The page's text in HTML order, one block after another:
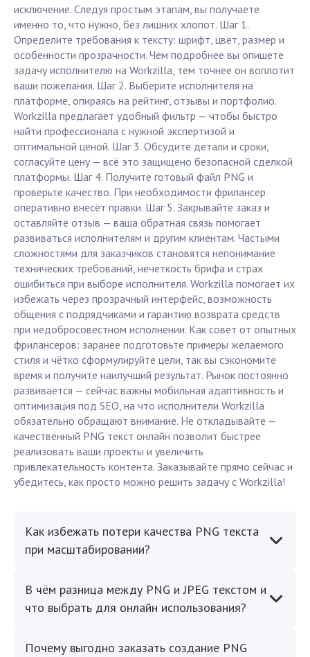
исключение. Следуя простым этапам, вы получаете
именно то, что нужно, без лишних хлопот. Шаг 1.
Определите требования к тексту: шрифт, цвет, размер и
особенности прозрачности. Чем подробнее вы опишете
задачу исполнителю на Workzilla, тем точнее он воплотит
ваши пожелания. Шаг 2. Выберите исполнителя на
платформе, опираясь на рейтинг, отзывы и портфолио.
Workzilla предлагает удобный фильтр — чтобы быстро
найти профессионала с нужной экспертизой и
оптимальной ценой. Шаг 3. Обсудите детали и сроки,
согласуйте цену — всё это защищено безопасной сделкой
платформы. Шаг 4. Получите готовый файл PNG и
проверьте качество. При необходимости фрилансер
оперативно внесёт правки. Шаг 5. Закрывайте заказ и
оставляйте отзыв — ваша обратная связь помогает
развиваться исполнителям и другим клиентам. Частыми
сложностями для заказчиков становятся непонимание
технических требований, нечеткость брифа и страх
ошибиться при выборе исполнителя. Workzilla помогает их
избежать через прозрачный интерфейс, возможность
общения с подрядчиками и гарантию возврата средств
при недобросовестном исполнении. Как совет от опытных
фрилансеров: заранее подготовьте примеры желаемого
стиля и чётко сформулируйте цели, так вы сэкономите
время и получите наилучший результат. Рынок постоянно
развивается — сейчас важны мобильная адаптивность и
оптимизация под SEO, на что исполнители Workzilla
обязательно обращают внимание. Не откладывайте —
качественный PNG текст онлайн позволит быстрее
реализовать ваши проекты и увеличить
привлекательность контента. Заказывайте прямо сейчас и
убедитесь, как просто можно решить задачу с Workzilla!
Как избежать потери качества PNG текста
при масштабировании?
В чём разница между PNG и JPEG текстом и
что выбрать для онлайн использования?
Почему выгодно заказать создание PNG